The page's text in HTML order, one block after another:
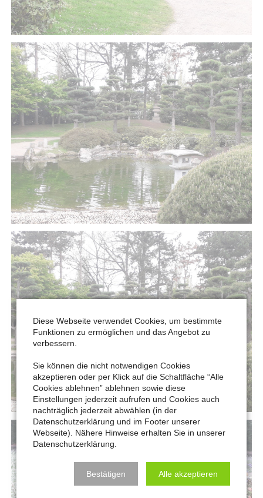
Diese Webseite verwendet Cookies, um bestimmte
Funktionen zu ermöglichen und das Angebot zu
verbessern.
Sie können die nicht notwendigen Cookies
akzeptieren oder per Klick auf die Schaltfläche “Alle
Cookies ablehnen” ablehnen sowie diese
Einstellungen jederzeit aufrufen und Cookies auch
nachträglich jederzeit abwählen (in der
Datenschutzerklärung und im Footer unserer
Webseite). Nähere Hinweise erhalten Sie in unserer
Datenschutzerklärung.
Bestätigen Alle akzeptieren